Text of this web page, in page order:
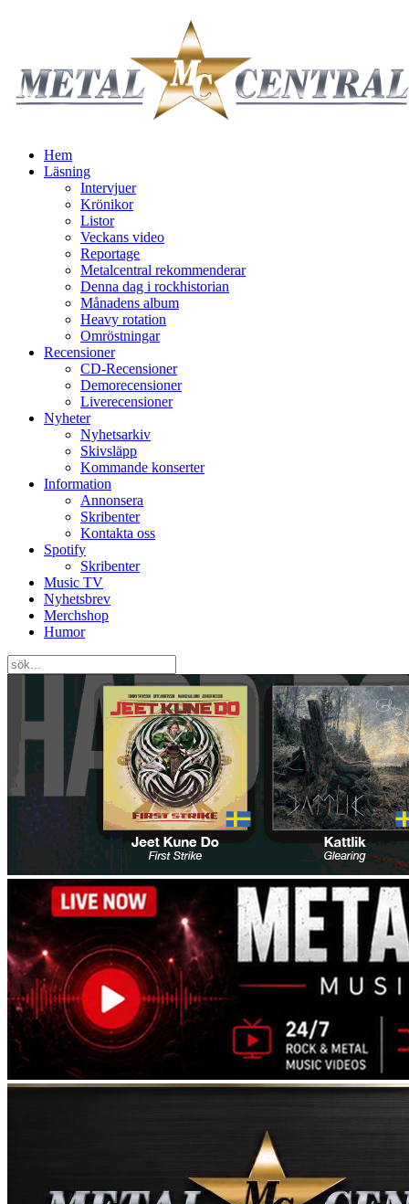
Hem
Läsning
Intervjuer
Krönikor
Listor
Veckans video
Reportage
Metalcentral rekommenderar
Denna dag i rockhistorian
Månadens album
Heavy rotation
Omröstningar
Recensioner
CD-Recensioner
Demorecensioner
Liverecensioner
Nyheter
Nyhetsarkiv
Skivsläpp
Kommande konserter
Information
Annonsera
Skribenter
Kontakta oss
Spotify
Skribenter
Music TV
Nyhetsbrev
Merchshop
Humor